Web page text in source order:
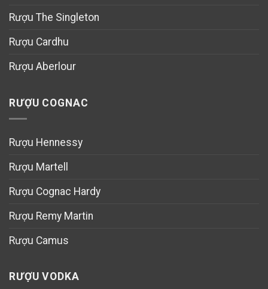
Rượu The Singleton
Rượu Cardhu
Rượu Aberlour
RƯỢU COGNAC
Rượu Hennessy
Rượu Martell
Rượu Cognac Hardy
Rượu Remy Martin
Rượu Camus
RƯỢU VODKA